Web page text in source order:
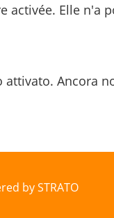
activée. Elle n'a
Ancora
by STRATO